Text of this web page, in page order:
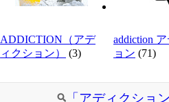
ADDICTION（アデ
ィクション）
(3)
addiction
ョン (71)
「アディクショ